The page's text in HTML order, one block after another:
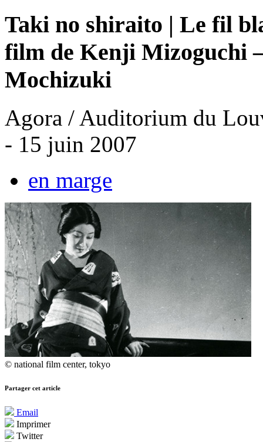
Taki no shiraito | Le fil
film de Kenji Mizoguchi
Mochizuki
Agora / Auditorium du
- 15 juin 2007
en marge
© national film center, tokyo
Partager cet article
Email
Imprimer
Twitter